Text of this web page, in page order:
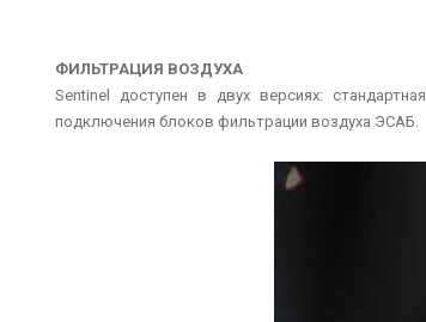
ФИЛЬТРАЦИЯ ВОЗДУХА
Sentinel доступен в двух версиях:
подключения блоков фильтрации воздуха ЭСАБ.